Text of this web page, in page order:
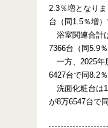
2.3％増となり
台（同1.5％増
浴室関連合計
7366台（同5.9
一方、2025年
6427台で同8.2
洗面化粧台は
が8万6547台で